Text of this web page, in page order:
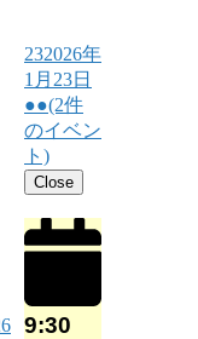
232026年
1月23日
●●(2件
のイベン
ト)
Close
9:30